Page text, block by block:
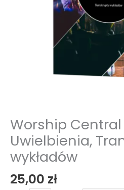
Worship Central
Uwielbienia,
wykładów
25,00 zł